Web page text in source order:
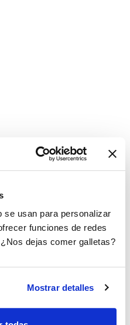
se usan para personalizar
funciones de redes
dejas comer galletas?
Mostrar detalles